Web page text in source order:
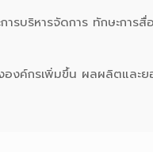
บริหารจัดการ ทักษะการสื่
งค์กรเพิ่มขึ้น ผลผลิตและ